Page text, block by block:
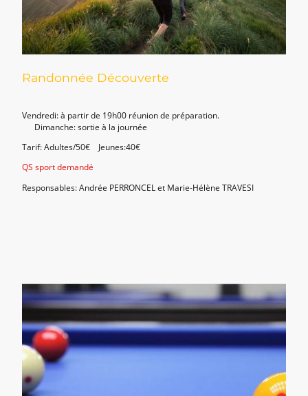
Randonnée Découverte
Vendredi: à partir de 19h00 réunion de préparation.
Dimanche: sortie à la journée
Tarif: Adultes/50€ Jeunes:40€
QS sport demandé
Responsables: Andrée PERRONCEL et Marie-Hélène TRAVESI